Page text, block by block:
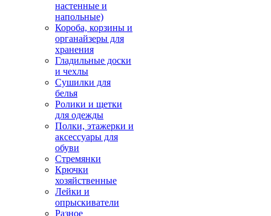
настенные и
напольные)
Короба, корзины и
органайзеры для
хранения
Гладильные доски
и чехлы
Сушилки для
белья
Ролики и щетки
для одежды
Полки, этажерки и
аксессуары для
обуви
Стремянки
Крючки
хозяйственные
Лейки и
опрыскиватели
Разное